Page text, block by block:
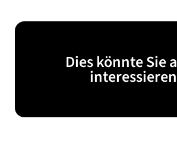
Dies könnte Sie
interessieren